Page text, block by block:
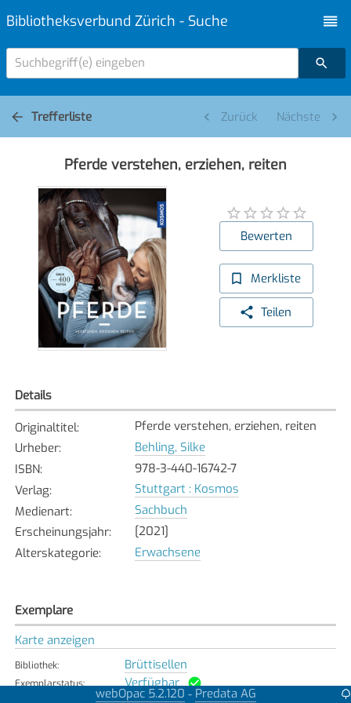
Bibliotheksverbund Zürich - Suche
Suchbegriff(e) eingeben
Trefferliste Zurück Nächste
Pferde verstehen, erziehen, reiten
Bewerten
Merkliste
Teilen
Details
Originaltitel:
Pferde verstehen, erziehen, reiten
Urheber:
Behling, Silke
ISBN:
978-3-440-16742-7
Verlag:
Stuttgart : Kosmos
Medienart:
Sachbuch
Erscheinungsjahr:
[2021]
Alterskategorie: Erwachsene
Exemplare
Karte anzeigen
Bibliothek: Brüttisellen
Exemplarstatus: Verfügbar
webOpac 5.2.120 - Predata AG